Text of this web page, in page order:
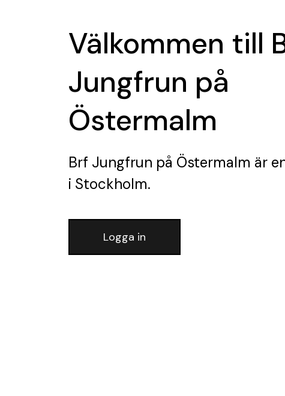
Välkommen till
Jungfrun på
Östermalm
Brf Jungfrun på Östermalm är
i Stockholm.
Logga in